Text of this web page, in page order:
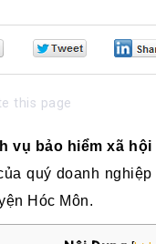
this page
vụ bảo hiểm xã hội
quý doanh
Hóc Môn.